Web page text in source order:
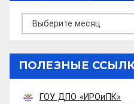
Архивы
ПОЛЕЗНЫЕ
ГОУ ДПО «ИРОиПК»